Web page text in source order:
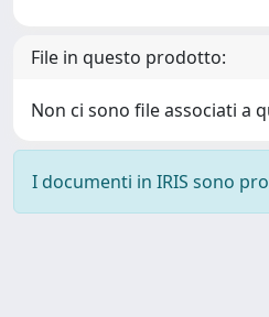
File in questo prodotto:
Non ci sono file associati a
I documenti in IRIS sono